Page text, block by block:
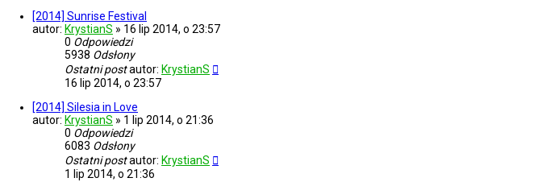
[2014] Sunrise Festival
autor: KrystianS » 16 lip 2014, o 23:57
0 Odpowiedzi
5938 Odsłony
Ostatni postautor: KrystianS
16 lip 2014, o 23:57
[2014] Silesia in Love
autor: KrystianS » 1 lip 2014, o 21:36
0 Odpowiedzi
6083 Odsłony
Ostatni postautor: KrystianS
1 lip 2014, o 21:36